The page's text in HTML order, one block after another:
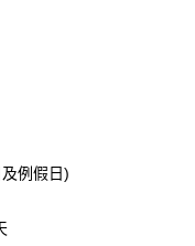
業銀行
台灣）商業銀行
際商業銀行
台灣）商業銀行
例假日)